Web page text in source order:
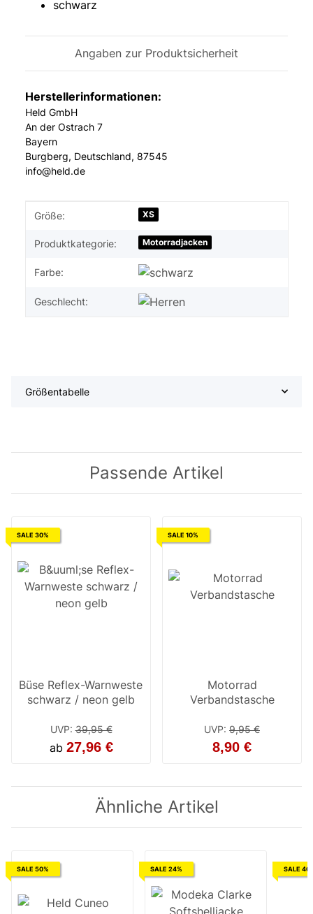
schwarz
Angaben zur Produktsicherheit
Herstellerinformationen:
Held GmbH
An der Ostrach 7
Bayern
Burgberg, Deutschland, 87545
info@held.de
Produkteigenschaft
Wert
Größe: XS
Produktkategorie: Motorradjacken
Farbe:
Geschlecht:
Größentabelle
Passende Artikel
SALE 30%
Büse Reflex-Warnweste
schwarz / neon gelb
UVP:39,95 €
ab 27,96 €
SALE 10%
Motorrad
Verbandstasche
UVP: 9,95 €
8,90 €
Ähnliche Artikel
SALE 50% SALE 24% SALE